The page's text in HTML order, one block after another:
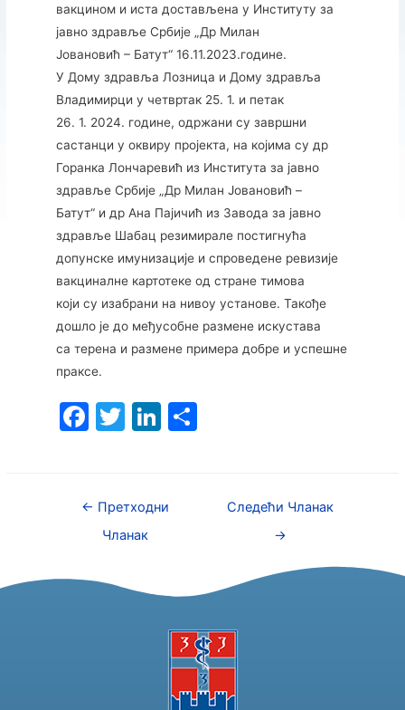
вакцином и иста достављена у Институту за
јавно здравље Србије „Др Милан
Јовановић – Батут“ 16.11.2023.године.
У Дому здравља Лозница и Дому здравља
Владимирци у четвртак 25. 1. и петак
26. 1. 2024. године, одржани су завршни
састанци у оквиру пројекта, на којима су др
Горанка Лончаревић из Института за јавно
здравље Србије „Др Милан Јовановић –
Батут“ и др Ана Пајичић из Завода за јавно
здравље Шабац резимирале постигнућа
допунске имунизације и спроведене ревизије
вакциналне картотеке од стране тимова
који су изабрани на нивоу установе. Такође
дошло је до међусобне размене искустава
са терена и размене примера добре и успешне
праксе.
F
e
b
o
T
er
Li
e
S
← Претходни
Чланак
Следећи Чланак
→